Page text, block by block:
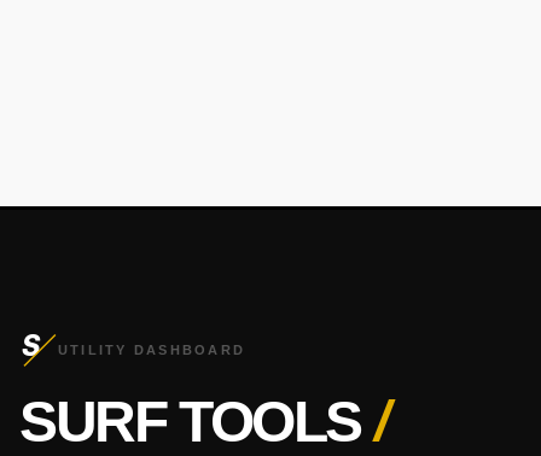
S UTILITY DASHBOARD
SURF TOOLS/